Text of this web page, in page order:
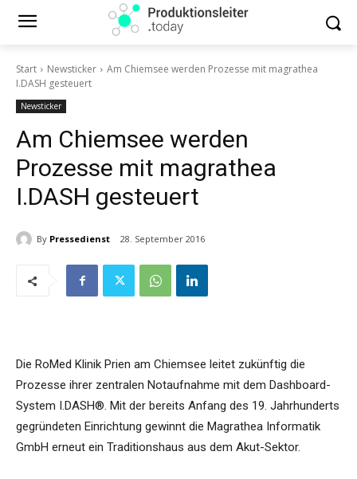
Start Newsticker
Am Chiemsee werden Prozesse mit magrathea
I.DASH gesteuert
Newsticker
Am Chiemsee werden
Prozesse mit magrathea
I.DASH gesteuert
By Pressedienst 28. September 2016
Die RoMed Klinik Prien am Chiemsee leitet zukünftig die
Prozesse ihrer zentralen Notaufnahme mit dem Dashboard-
System I.DASH®. Mit der bereits Anfang des 19. Jahrhunderts
gegründeten Einrichtung gewinnt die Magrathea Informatik
GmbH erneut ein Traditionshaus aus dem Akut-Sektor.